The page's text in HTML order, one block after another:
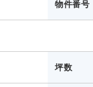
物件番号
坪数